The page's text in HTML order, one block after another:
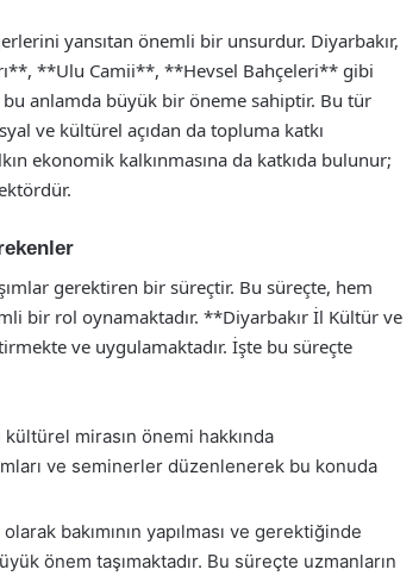
yansıtan önemli bir unsurdur. Diyarbakır,
**Ulu Camii**, **Hevsel Bahçeleri** gibi
bu anlamda büyük bir öneme sahiptir. Bu tür
ve kültürel açıdan da topluma katkı
ekonomik kalkınmasına da katkıda bulunur;
gerektiren bir süreçtir. Bu süreçte, hem
bir rol oynamaktadır. **Diyarbakır İl Kültür ve
ve uygulamaktadır. İşte bu süreçte
mirasın önemi hakkında
ve seminerler düzenlenerek bu konuda
bakımının yapılması ve gerektiğinde
önem taşımaktadır. Bu süreçte uzmanların